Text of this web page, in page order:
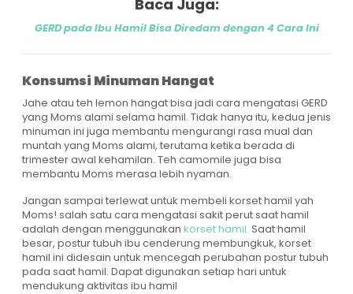
Baca Juga:
GERD pada Ibu Hamil Bisa Diredam dengan 4 Cara Ini
Konsumsi Minuman Hangat
Jahe atau teh lemon hangat bisa jadi cara mengatasi GERD
yang Moms alami selama hamil. Tidak hanya itu, kedua jenis
minuman ini juga membantu mengurangi rasa mual dan
muntah yang Moms alami, terutama ketika berada di
trimester awal kehamilan. Teh camomile juga bisa
membantu Moms merasa lebih nyaman.
Jangan sampai terlewat untuk membeli korset hamil yah
Moms! salah satu cara mengatasi sakit perut saat hamil
adalah dengan menggunakan korset hamil. Saat hamil
besar, postur tubuh ibu cenderung membungkuk, korset
hamil ini didesain untuk mencegah perubahan postur tubuh
pada saat hamil. Dapat digunakan setiap hari untuk
mendukung aktivitas ibu hamil